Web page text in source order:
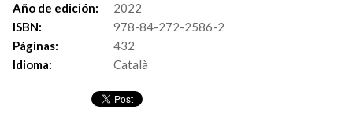
Año de edición:
2022
ISBN:
978-84-272-2586-2
Páginas:
432
Idioma:
Català